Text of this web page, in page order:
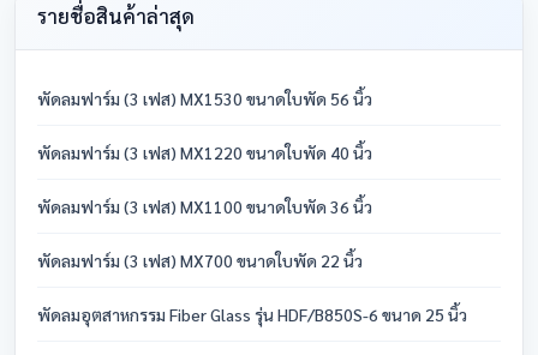
รายชื่อสินค้าล่าสุด
พัดลมฟาร์ม (3 เฟส) MX1530 ขนาดใบพัด 56 นิ้ว
พัดลมฟาร์ม (3 เฟส) MX1220 ขนาดใบพัด 40 นิ้ว
พัดลมฟาร์ม (3 เฟส) MX1100 ขนาดใบพัด 36 นิ้ว
พัดลมฟาร์ม (3 เฟส) MX700 ขนาดใบพัด 22 นิ้ว
พัดลมอุตสาหกรรม Fiber Glass รุ่น HDF/B850S-6 ขนาด 25 นิ้ว